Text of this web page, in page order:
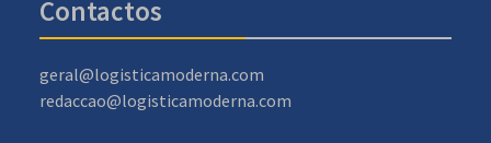
Contactos
geral@logisticamoderna.com
redaccao@logisticamoderna.com